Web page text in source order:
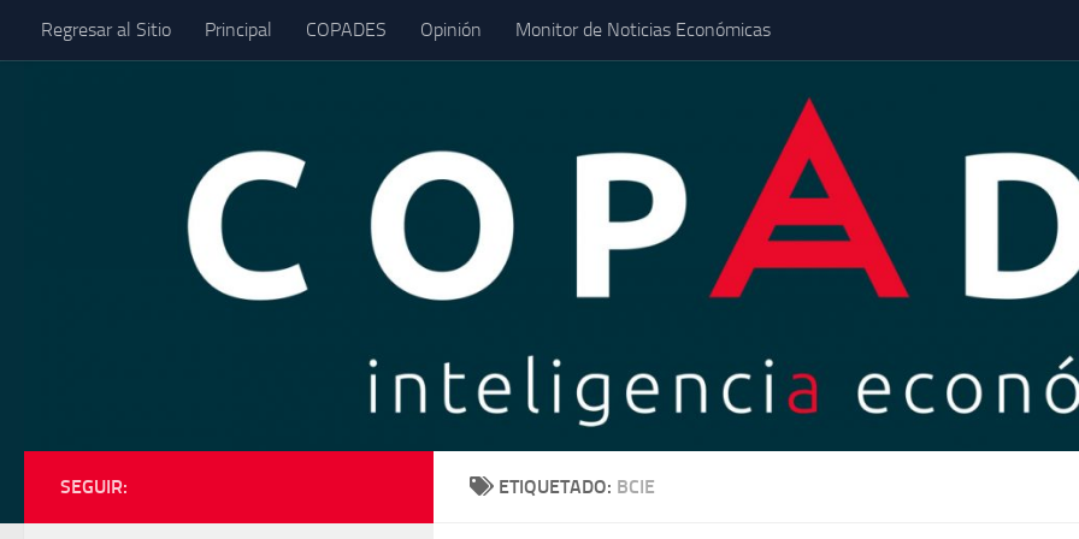
Saltar al contenido
Regresar al Sitio Principal COPADES Opinión Monitor de Noticias Económicas
ETIQUETADO: BCIE
SEGUIR: